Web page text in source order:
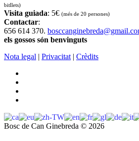
bitllets)
Visita guiada: 5€ (més de 20 persones)
Contactar:
656 614 370. bosccanginebreda@gmail.co
els gossos són benvinguts
Nota legal | Privacitat | Crèdits
Bosc de Can Ginebreda © 2026